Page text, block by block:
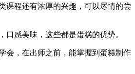
课程还有浓厚的兴趣，可以尽情的尝
感美味，这些都是蛋糕的优势。
会，在出师之前，能掌握到蛋糕制作